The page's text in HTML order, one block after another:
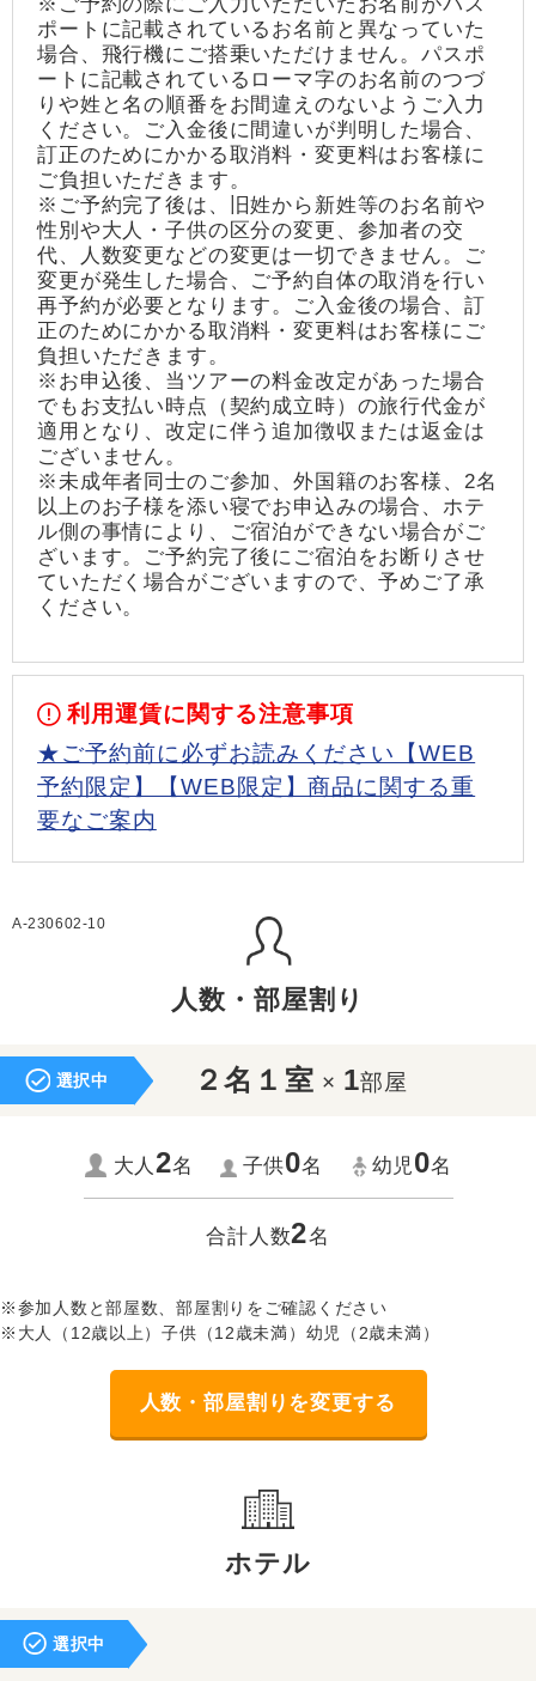
ポートに記載されているお名前と異なっていた
場合、飛行機にご搭乗いただけません。パスポ
ートに記載されているローマ字のお名前のつづ
りや姓と名の順番をお間違えのないようご入力
ください。ご入金後に間違いが判明した場合、
訂正のためにかかる取消料・変更料はお客様に
ご負担いただきます。
※ご予約完了後は、旧姓から新姓等のお名前や
性別や大人・子供の区分の変更、参加者の交
代、人数変更などの変更は一切できません。ご
変更が発生した場合、ご予約自体の取消を行い
再予約が必要となります。ご入金後の場合、訂
正のためにかかる取消料・変更料はお客様にご
負担いただきます。
※お申込後、当ツアーの料金改定があった場合
でもお支払い時点（契約成立時）の旅行代金が
適用となり、改定に伴う追加徴収または返金は
ございません。
※未成年者同士のご参加、外国籍のお客様、2名
以上のお子様を添い寝でお申込みの場合、ホテ
ル側の事情により、ご宿泊ができない場合がご
ざいます。ご予約完了後にご宿泊をお断りさせ
ていただく場合がございますので、予めご了承
ください。
利用運賃に関する注意事項
★ご予約前に必ずお読みください【WEB
予約限定】【WEB限定】商品に関する重
要なご案内
A-230602-10
人数・部屋割り
選択中 ２名１室 × 1部屋
大人2名 子供0名 幼児0名
合計人数2名
※参加人数と部屋数、部屋割りをご確認ください
※大人（12歳以上）子供（12歳未満）幼児（2歳未満）
人数・部屋割りを変更する
ホテル
選択中